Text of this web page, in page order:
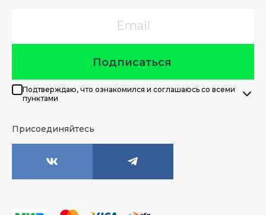
Подписаться
Подтверждаю, что ознакомился и соглашаюсь со всеми
пунктами
Присоединяйтесь